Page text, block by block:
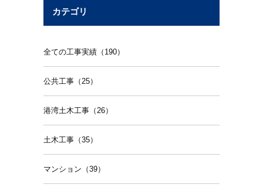
カテゴリ
全ての工事実績（190）
公共工事（25）
港湾土木工事（26）
土木工事（35）
マンション（39）